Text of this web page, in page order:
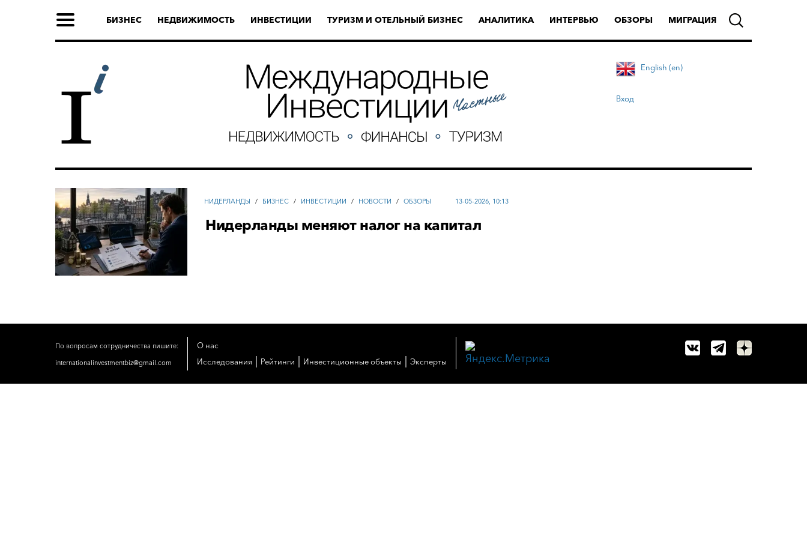
БИЗНЕС НЕДВИЖИМОСТЬ ИНВЕСТИЦИИ ТУРИЗМ И ОТЕЛЬНЫЙ БИЗНЕС АНАЛИТИКА ИНТЕРВЬЮ ОБЗОРЫ МИГРАЦИЯ
English (en)
Вход
НИДЕРЛАНДЫ / БИЗНЕС / ИНВЕСТИЦИИ / НОВОСТИ / ОБЗОРЫ 13-05-2026, 10:13
Нидерланды меняют налог на капитал
По вопросам сотрудничества пишите:
internationalinvestmentbiz@gmail.com
О нас
Исследования
Рейтинги Инвестиционные объекты Эксперты